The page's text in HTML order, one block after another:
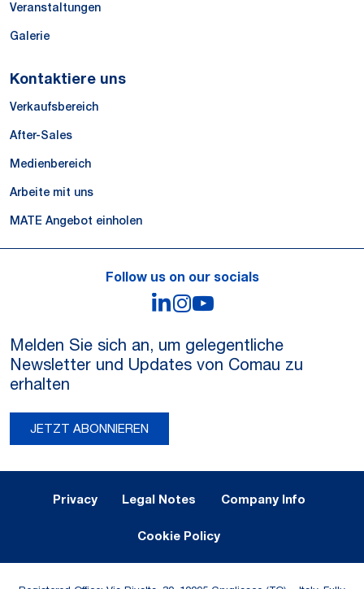
Veranstaltungen
Galerie
Kontaktiere uns
Verkaufsbereich
After-Sales
Medienbereich
Arbeite mit uns
MATE Angebot einholen
Follow us on our socials
LinkedIn
Instagram
Melden Sie sich an, um gelegentliche
Newsletter und Updates von Comau zu
erhalten
JETZT ABONNIEREN
Privacy Legal Notes Company Info
Cookie Policy